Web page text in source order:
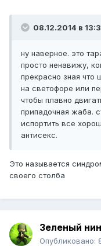
08.12.2014 в
ну наверное. это
просто ненавижу,
прекрасно зная что
на светофоре или
чтобы плавно
припадочная жаба.
испортить все
антисекс.
Это называется
своего столба
Зеленый
Опубликовано: